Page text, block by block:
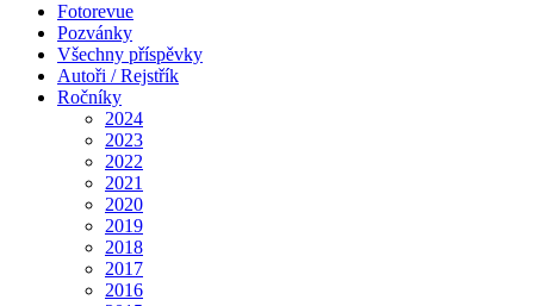
Fotorevue
Pozvánky
Všechny příspěvky
Autoři / Rejstřík
Ročníky
2024
2023
2022
2021
2020
2019
2018
2017
2016